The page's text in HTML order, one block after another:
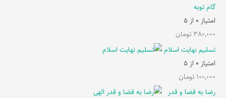
گام توبه
امتیاز 0 از 5
380,000 تومان
تسلیم نهایت اسلام
امتیاز 0 از 5
100,000 تومان
رضا به قضا و قدر